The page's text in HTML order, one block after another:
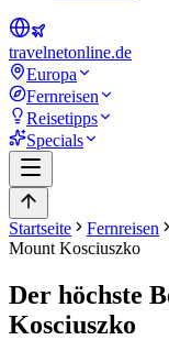
travelnetonline.de
Europa
Fernreisen
Reisetipps
Specials
Startseite Fernreisen
Mount Kosciuszko
Der höchste
Kosciuszko